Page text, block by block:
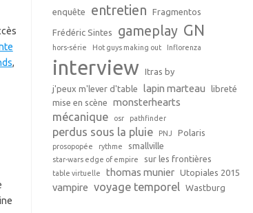
,
enquête entretien Fragmentos
Frédéric Sintes gameplay GN
hors-série Hot guys making out Inflorenza
interview
Itras by
j'peux m'lever d'table
lapin marteau
libreté
mise en scène
monsterhearts
mécanique osr pathfinder
perdus sous la pluie PNJ Polaris
prosopopée rythme smallville
star-wars edge of empire sur les frontières
table virtuelle thomas munier Utopiales 2015
vampire voyage temporel Wastburg